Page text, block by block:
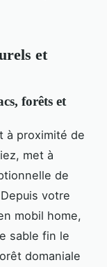
et
forêts et
à proximité de
met à
de
votre
mobil home,
sable fin le
domaniale